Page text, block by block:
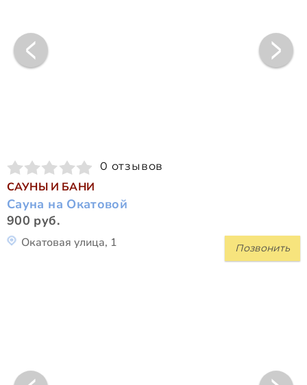
0 отзывов
САУНЫ И БАНИ
Сауна на Окатовой
900 руб.
Позвонить
Окатовая улица, 1